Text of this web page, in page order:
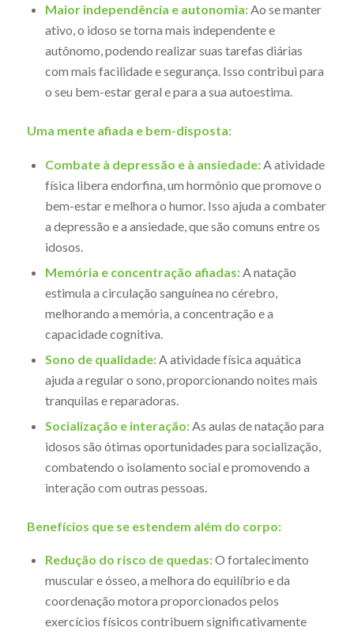
Maior independência e autonomia:Ao se manter
ativo, o idoso se torna mais independente e
autônomo, podendo realizar suas tarefas diárias
com mais facilidade e segurança. Isso contribui para
o seu bem-estar geral e para a sua autoestima.
Uma mente afiada e bem-disposta:
Combate à depressão e à ansiedade:A atividade
física libera endorfina, um hormônio que promove o
bem-estar e melhora o humor. Isso ajuda a combater
a depressão e a ansiedade, que são comuns entre os
idosos.
Memória e concentração afiadas:A natação
estimula a circulação sanguínea no cérebro,
melhorando a memória, a concentração e a
capacidade cognitiva.
Sono de qualidade:A atividade física aquática
ajuda a regular o sono, proporcionando noites mais
tranquilas e reparadoras.
Socialização e interação:As aulas de natação para
idosos são ótimas oportunidades para socialização,
combatendo o isolamento social e promovendo a
interação com outras pessoas.
Benefícios que se estendem além do corpo:
Redução do risco de quedas:O fortalecimento
muscular e ósseo, a melhora do equilíbrio e da
coordenação motora proporcionados pelos
exercícios físicos contribuem significativamente